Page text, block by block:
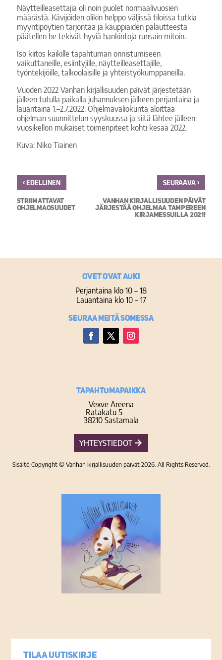
Näytteilleasettajia oli noin puolet normaalivuosien
määrästä. Kävijöiden olikin helppo väljissä tiloissa tutkia
myyntipöytien tarjontaa ja kauppiaiden palautteesta
päätellen he tekivät hyviä hankintoja runsain mitoin.
Iso kiitos kaikille tapahtuman onnistumiseen
vaikuttaneille, esiintyjille, näytteilleasettajille,
työntekijöille, talkoolaisille ja yhteistyökumppaneilla.
Vuoden 2022 Vanhan kirjallisuuden päivät järjestetään
jälleen tutulla paikalla juhannuksen jälkeen perjantaina ja
lauantaina 1.–2.7.2022. Ohjelmavaliokunta aloittaa
ohjelman suunnittelun syyskuussa ja siitä lähtee jälleen
vuosikellon mukaiset toimenpiteet kohti kesää 2022.
Kuva: Niko Tiainen
‹EDELLINEN
STRIIMATTAVAT
OHJELMAOSUUDET
SEURAAVA›
VANHAN KIRJALLISUUDEN PÄIVÄT
JÄRJESTÄÄ OHJELMAA TAMPEREEN
KIRJAMESSUILLA 2021!
Ovet ovat auki
Perjantaina klo 10 – 18
Lauantaina klo 10 – 17
Seuraa meitä somessa
TAPAHTUMAPAIKKA
Vexve Areena
Ratakatu 5
38210 Sastamala
YHTEYSTIEDOT
Sisältö Copyright © Vanhan kirjallisuuden päivät 2026. All Rights Reserved.
Tilaa uutiskirje